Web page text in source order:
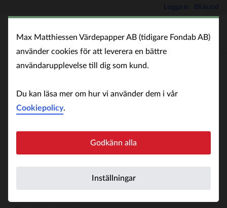
Logga in Bli kund
Vi utför för närvarande planerat underhåll i vår
tjänst för att förbättra din upplevelse. Under
Logga in
BankID
Max Matthiessen Värdepapper AB (tidigare Fondab AB)
använder cookies för att leverera en bättre
användarupplevelse till dig som kund.
Du kan läsa mer om hur vi använder dem i vår
Cookiepolicy.
Godkänn alla
Inställningar